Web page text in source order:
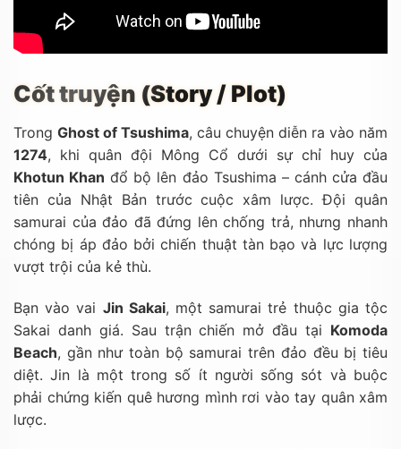
Cốt truyện (Story / Plot)
Trong Ghost of Tsushima, câu chuyện diễn ra vào năm
1274, khi quân đội Mông Cổ dưới sự chỉ huy của
Khotun Khan đổ bộ lên đảo Tsushima – cánh cửa đầu
tiên của Nhật Bản trước cuộc xâm lược. Đội quân
samurai của đảo đã đứng lên chống trả, nhưng nhanh
chóng bị áp đảo bởi chiến thuật tàn bạo và lực lượng
vượt trội của kẻ thù.
Bạn vào vai Jin Sakai, một samurai trẻ thuộc gia tộc
Sakai danh giá. Sau trận chiến mở đầu tại Komoda
Beach, gần như toàn bộ samurai trên đảo đều bị tiêu
diệt. Jin là một trong số ít người sống sót và buộc
phải chứng kiến quê hương mình rơi vào tay quân xâm
lược.